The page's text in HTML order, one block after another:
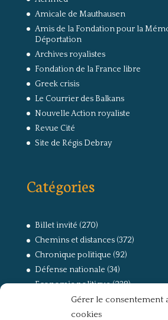
Gérer le consentement
cookies
Amicale de Mauthausen
Amis de la Fondation pour la
Déportation
Archives royalistes
Fondation de la France libre
Greek crisis
Le Courrier des Balkans
Nouvelle Action royaliste
Revue Cité
Site de Régis Debray
Catégories
Billet invité (270)
Chemins et distances(372)
Chronique politique (92)
Défense nationale (34)
Economie politique(238)
(168)
La guerre, la Résistance et la